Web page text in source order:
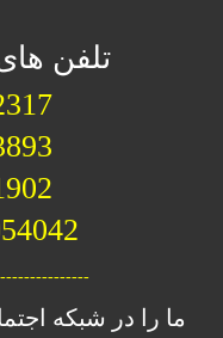
تلفن
ما را در شبکه